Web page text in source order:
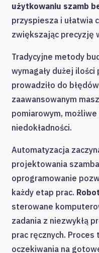
użytkowaniu szamb
przyspiesza i ułatwia
zwiększając precyzję
Tradycyjne metody
wymagały dużej
prowadziło do
zaawansowanym
pomiarowym,
niedokładności.
Automatyzacja
projektowania
oprogramowanie
każdy etap prac.
sterowane
zadania z niezwykłą
prac ręcznych.
oczekiwania na